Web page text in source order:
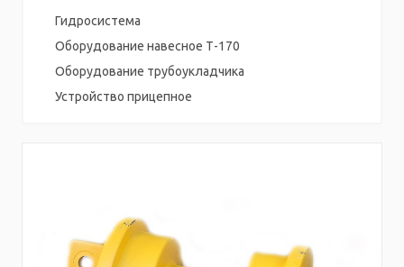
Гидросистема
Оборудование навесное Т-170
Оборудование трубоукладчика
Устройство прицепное